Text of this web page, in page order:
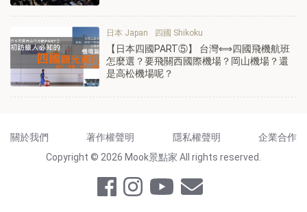
日本 Japan 四國 Shikoku
【日本四國PART⑤】 台灣⟺四國飛機航班
怎麼選？要飛關西國際機場？岡山機場？還
是高松機場呢？
關於我們 著作權聲明 隱私權聲明
企業合作
Copyright © 2026 Mook景點家 All rights reserved.